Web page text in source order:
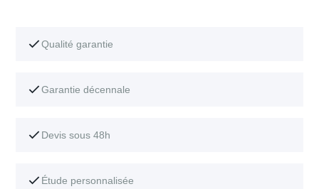
Qualité garantie
Garantie décennale
Devis sous 48h
Étude personnalisée